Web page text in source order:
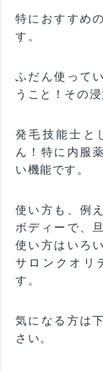
特におすすめ
す。
ふだん使って
うこと！その
発毛技能士と
ん！特に内服
い機能です。
使い方も、例
ボディーで、
使い方はいろ
サロンクオリ
す。
気になる方は
さい。